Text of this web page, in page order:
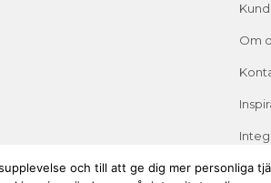
Om
och till att ge dig mer personliga